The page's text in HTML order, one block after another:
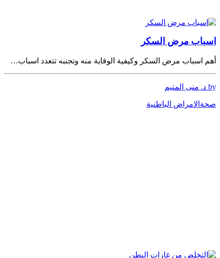
اسباب مرض السكر
أهم اسباب مرض السكر وكيفية الوقاية منه وتجنبه تتعدد اسباب…
by د. منى المتيم
صحة الامراض الباطنية